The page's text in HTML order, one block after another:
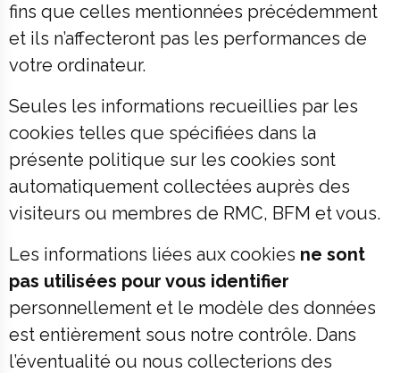
fins que celles mentionnées précédemment
et ils n’affecteront pas les performances de
votre ordinateur.
Seules les informations recueillies par les
cookies telles que spécifiées dans la
présente politique sur les cookies sont
automatiquement collectées auprès des
visiteurs ou membres de RMC, BFM et vous.
Les informations liées aux cookies ne sont
pas utilisées pour vous identifier
personnellement et le modèle des données
est entièrement sous notre contrôle. Dans
l’éventualité ou nous collecterions des